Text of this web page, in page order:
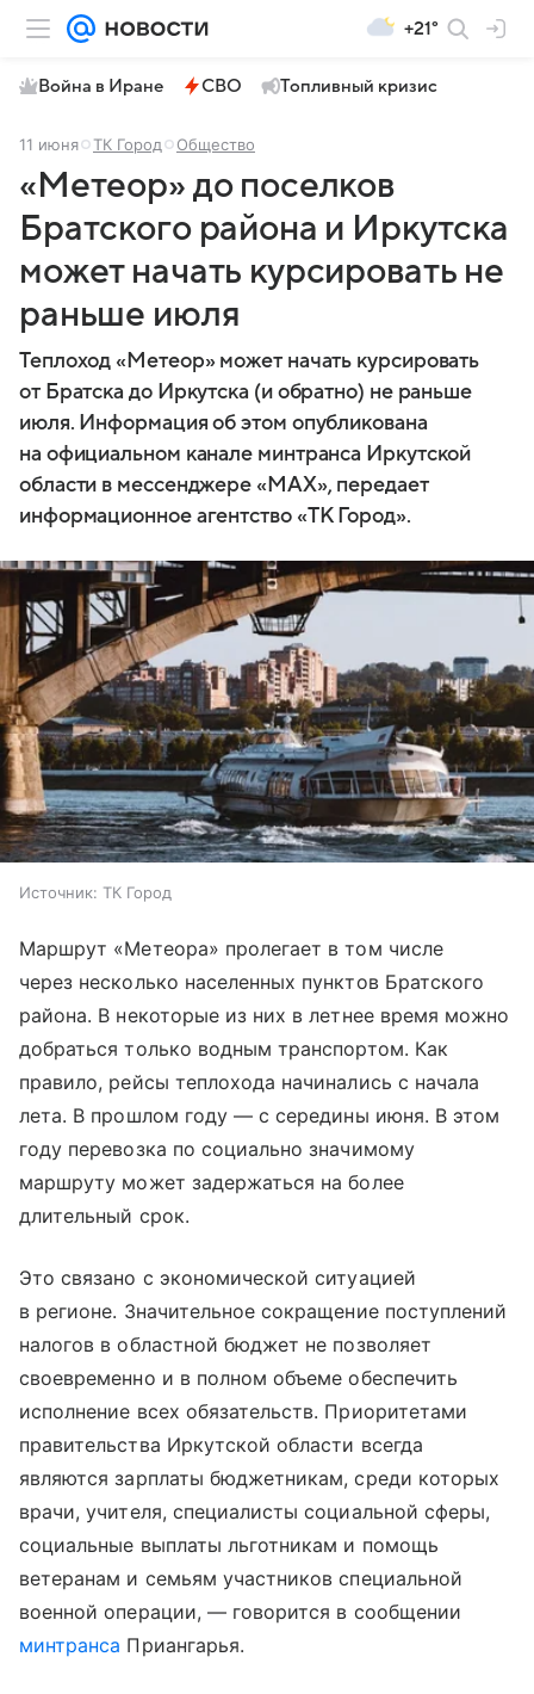
+21°
Война в Иране СВО Топливный кризис
11 июня ТК Город Общество
«Метеор» до поселков
Братского района и Иркутска
может начать курсировать не
раньше июля
Теплоход «Метеор» может начать курсировать
от Братска до Иркутска (и обратно) не раньше
июля. Информация об этом опубликована
на официальном канале минтранса Иркутской
области в мессенджере «МАХ», передает
информационное агентство «ТК Город».
Источник: ТК Город
Маршрут «Метеора» пролегает в том числе
через несколько населенных пунктов Братского
района. В некоторые из них в летнее время можно
добраться только водным транспортом. Как
правило, рейсы теплохода начинались с начала
лета. В прошлом году — с середины июня. В этом
году перевозка по социально значимому
маршруту может задержаться на более
длительный срок.
Это связано с экономической ситуацией
в регионе. Значительное сокращение поступлений
налогов в областной бюджет не позволяет
своевременно и в полном объеме обеспечить
исполнение всех обязательств. Приоритетами
правительства Иркутской области всегда
являются зарплаты бюджетникам, среди которых
врачи, учителя, специалисты социальной сферы,
социальные выплаты льготникам и помощь
ветеранам и семьям участников специальной
военной операции, — говорится в сообщении
минтранса Приангарья.